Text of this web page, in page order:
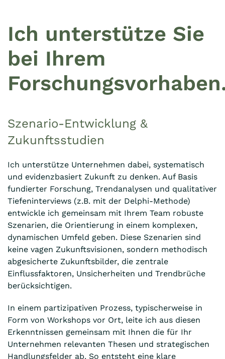
Ich unterstütze Sie
bei Ihrem
Szenario-Entwicklung &
Zukunftsstudien
Ich unterstütze Unternehmen dabei, systematisch
und evidenzbasiert Zukunft zu denken. Auf Basis
fundierter Forschung, Trendanalysen und qualitativer
Tiefeninterviews (z.B. mit der Delphi-Methode)
entwickle ich gemeinsam mit Ihrem Team robuste
Szenarien, die Orientierung in einem komplexen,
dynamischen Umfeld geben. Diese Szenarien sind
keine vagen Zukunftsvisionen, sondern methodisch
abgesicherte Zukunftsbilder, die zentrale
Einflussfaktoren, Unsicherheiten und Trendbrüche
berücksichtigen.
In einem partizipativen Prozess, typischerweise in
Form von Workshops vor Ort, leite ich aus diesen
Erkenntnissen gemeinsam mit Ihnen die für Ihr
Unternehmen relevanten Thesen und strategischen
Handlungsfelder ab. So entsteht eine klare